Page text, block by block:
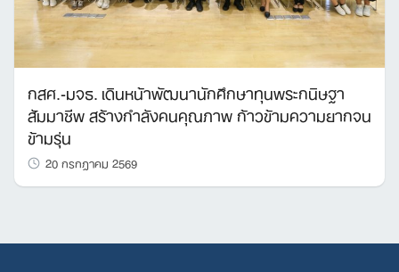
กสศ.-มจธ. เดินหน้าพัฒนานักศึกษาทุนพระกนิษฐา
สัมมาชีพ สร้างกำลังคนคุณภาพ ก้าวข้ามความยากจน
ข้ามรุ่น
20 กรกฎาคม 2569